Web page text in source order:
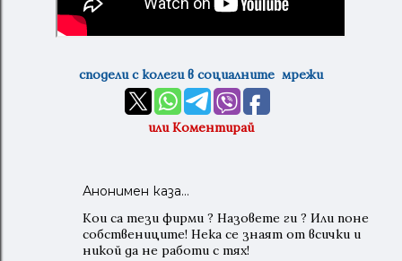
сподели с колеги в социалните мрежи
или Коментирай
Анонимен каза…
Кои са тези фирми ? Назовете ги ? Или поне
собствениците! Нека се знаят от всички и
никой да не работи с тях!